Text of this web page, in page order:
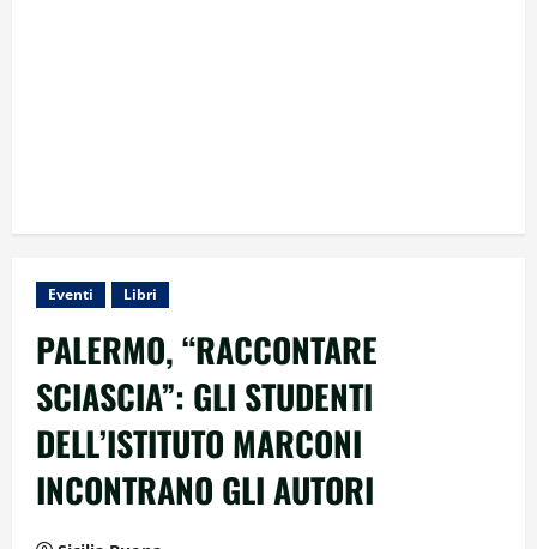
Eventi Libri
PALERMO, “RACCONTARE
SCIASCIA”: GLI STUDENTI
DELL’ISTITUTO MARCONI
INCONTRANO GLI AUTORI